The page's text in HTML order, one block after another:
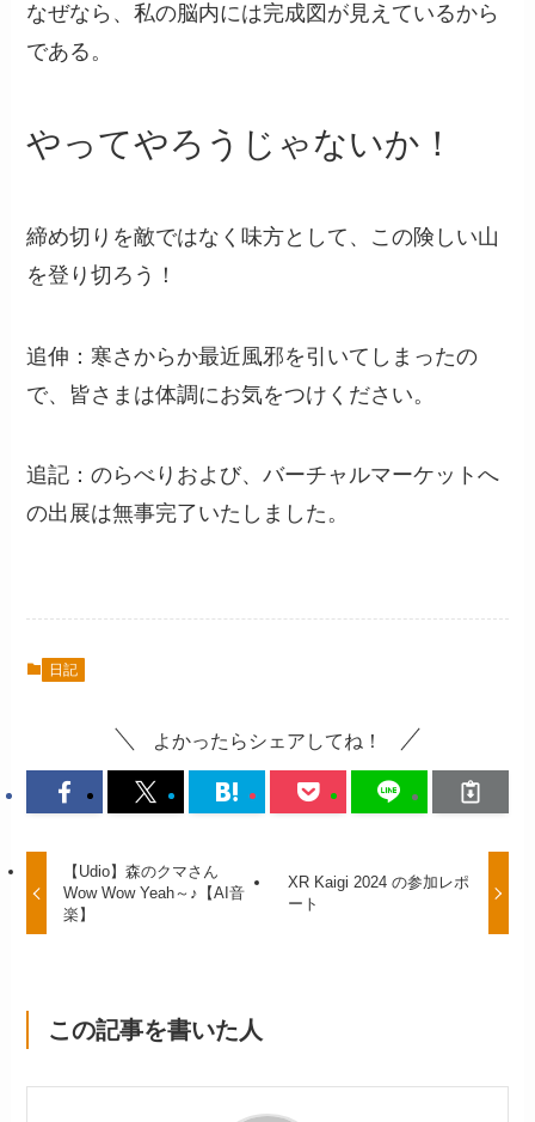
なぜなら、私の脳内には完成図が見えているから
である。
やってやろうじゃないか！
締め切りを敵ではなく味方として、この険しい山
を登り切ろう！
追伸：寒さからか最近風邪を引いてしまったの
で、皆さまは体調にお気をつけください。
追記：のらべりおよび、バーチャルマーケットへ
の出展は無事完了いたしました。
日記
よかったらシェアしてね！
【Udio】森のクマさん
Wow Wow Yeah～♪【AI音
楽】
XR Kaigi 2024 の参加レポ
ート
この記事を書いた人